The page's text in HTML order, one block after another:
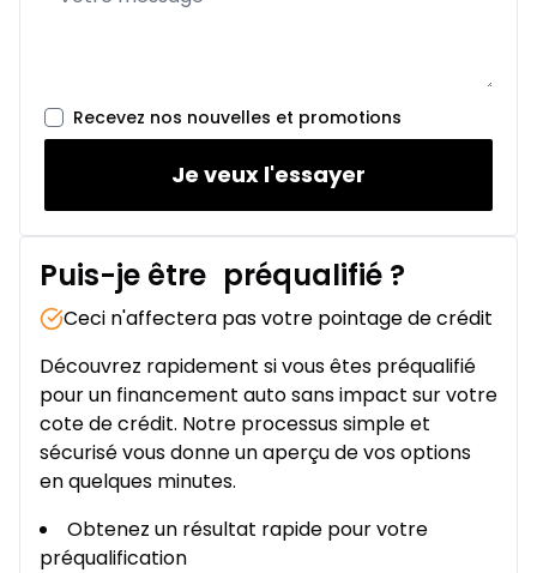
Recevez nos nouvelles et promotions
Je veux l'essayer
Puis-je être préqualifié ?
Ceci n'affectera pas votre pointage de crédit
Découvrez rapidement si vous êtes préqualifié
pour un financement auto sans impact sur votre
cote de crédit. Notre processus simple et
sécurisé vous donne un aperçu de vos options
en quelques minutes.
Obtenez un résultat rapide pour votre
préqualification